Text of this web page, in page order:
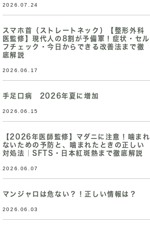
2026.07.24
スマホ首（ストレートネック）【整形外科
医監修】現代人の8割が予備軍！症状・セル
フチェック・今日からできる改善法まで徹
底解説
2026.06.17
手足口病 2026年夏に増加
2026.06.15
【2026年医師監修】マダニに注意！噛まれ
ないための予防と、噛まれたときの正しい
対処法｜SFTS・日本紅斑熱まで徹底解説
2026.06.07
マンジャロは危ない？！正しい情報は？
2026.06.03